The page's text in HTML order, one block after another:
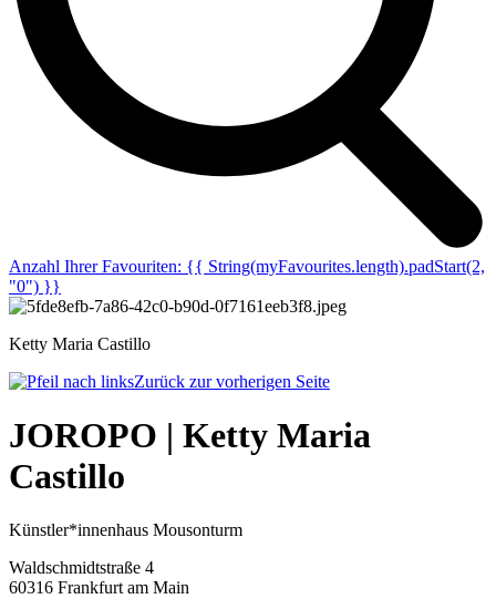
Anzahl Ihrer Favouriten: {{ String(myFavourites.length).padStart(2,
"0") }}
Ketty Maria Castillo
Zurück zur vorherigen Seite
JOROPO | Ketty Maria
Castillo
Künstler*innenhaus Mousonturm
Waldschmidtstraße 4
60316 Frankfurt am Main